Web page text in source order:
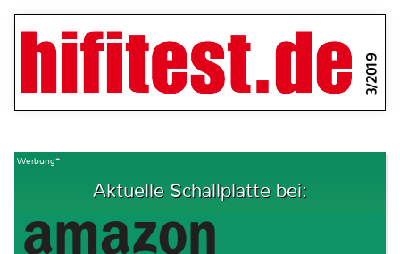
3/2019
Werbung*
Aktuelle Schallplatte bei: